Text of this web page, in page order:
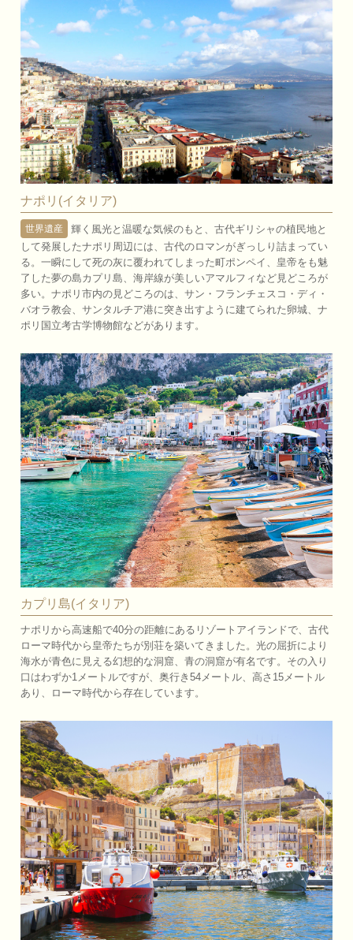
ナポリ(イタリア)
世界遺産
輝く風光と温暖な気候のもと、古代ギリシャの植民地と
して発展したナポリ周辺には、古代のロマンがぎっしり詰まってい
る。一瞬にして死の灰に覆われてしまった町ポンペイ、皇帝をも魅
了した夢の島カプリ島、海岸線が美しいアマルフィなど見どころが
多い。ナポリ市内の見どころのは、サン・フランチェスコ・ディ・
バオラ教会、サンタルチア港に突き出すように建てられた卵城、ナ
ポリ国立考古学博物館などがあります。
カプリ島(イタリア)
ナポリから高速船で40分の距離にあるリゾートアイランドで、古代
ローマ時代から皇帝たちが別荘を築いてきました。光の屈折により
海水が青色に見える幻想的な洞窟、青の洞窟が有名です。その入り
口はわずか1メートルですが、奥行き54メートル、高さ15メートル
あり、ローマ時代から存在しています。